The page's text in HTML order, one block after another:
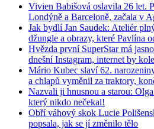
Vivien Babišová oslavila 26 let.
Londýně a Barceloně, začala v
Jak bydlí Jan Saudek: Ateliér
džungle a obrazy, které Pavlína
Hvězda první SuperStar má
dnešní Instagram, internet by
Mário Kubec slaví 62.
a chlapů vyměnil za traktory,
Nazvali ji hnusnou a starou:
který nikdo nečekal!
Obří váhový skok Lucie
popsala, jak se jí změnilo tělo